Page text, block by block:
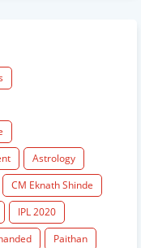
Astrology
CM Eknath Shinde
IPL 2020
Paithan